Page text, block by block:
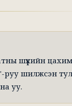
шүүхийн цахим
руу шилжсэн
уу.